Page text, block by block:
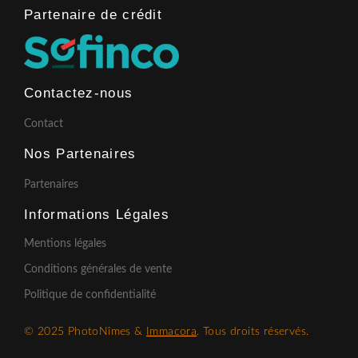
Partenaire de crédit​
Contactez-nous
Contact
Nos Partenaires
Partenaires
Informations Légales
Mentions légales
Conditions générales de vente
Politique de confidentialité
© 2025 PhotoNîmes & Immacora. Tous droits réservés.